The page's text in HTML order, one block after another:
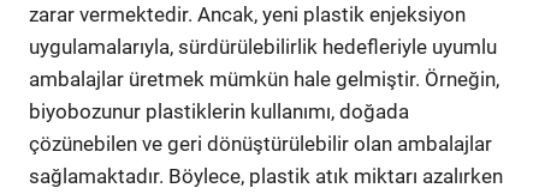
zarar vermektedir. Ancak, yeni plastik enjeksiyon
uygulamalarıyla, sürdürülebilirlik hedefleriyle uyumlu
ambalajlar üretmek mümkün hale gelmiştir. Örneğin,
biyobozunur plastiklerin kullanımı, doğada
çözünebilen ve geri dönüştürülebilir olan ambalajlar
sağlamaktadır. Böylece, plastik atık miktarı azalırken